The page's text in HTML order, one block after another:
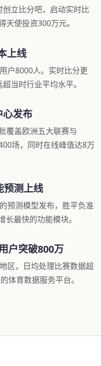
立比分吧，启动实时比
天使投资300万元。
上线
户8000人。实时比分更
当时行业平均水平。
发布
覆盖欧洲五大联赛与
场，同时在线峰值达8万
测上线
预测模型发布，胜平负准
最快的功能模块。
户突破800万
区，日均处理比赛数据超
体育数据服务平台。